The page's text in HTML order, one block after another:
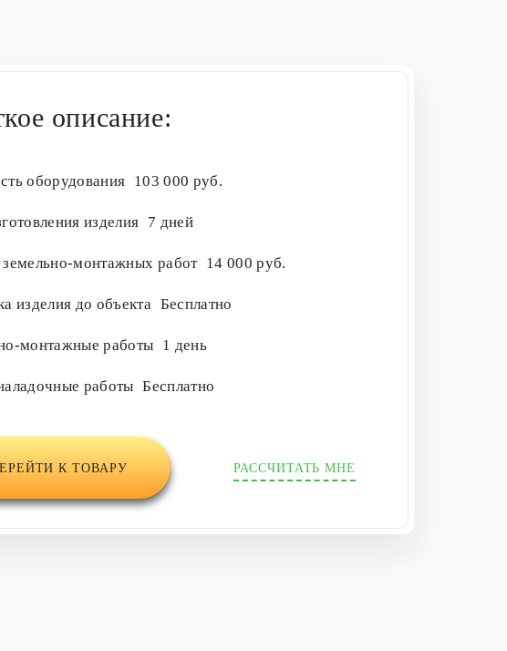
описание:
оборудования 103 000 руб.
изделия 7 дней
монтажных работ 14 000 руб.
изделия до объекта Бесплатно
монтажные работы 1 день
работы Бесплатно
К ТОВАРУ РАССЧИТАТЬ МНЕ